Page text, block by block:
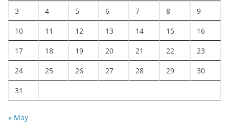
3 4 5 6 7 8 9
10 11 12 13 14 15 16
17 18 19 20 21 22 23
24 25 26 27 28 29 30
31
« May